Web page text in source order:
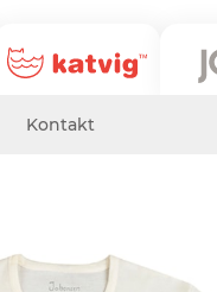
Kontakt